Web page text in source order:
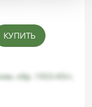
КУПИТЬ
обр. 1933-45гг,